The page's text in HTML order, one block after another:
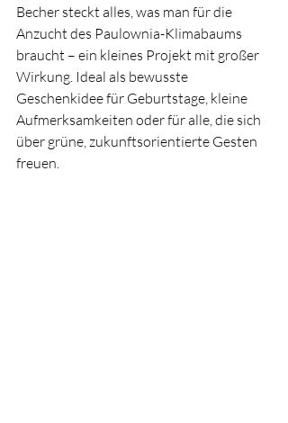
Becher steckt alles, was man für die
Anzucht des Paulownia-Klimabaums
braucht – ein kleines Projekt mit großer
Wirkung. Ideal als bewusste
Geschenkidee für Geburtstage, kleine
Aufmerksamkeiten oder für alle, die sich
über grüne, zukunftsorientierte Gesten
freuen.